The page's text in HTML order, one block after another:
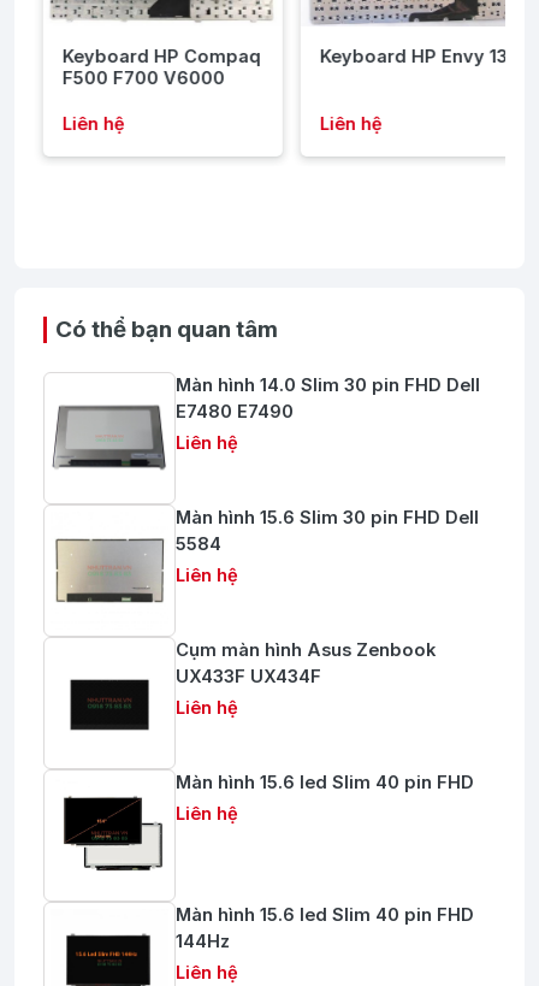
Keyboard HP Compaq
F500 F700 V6000
Liên hệ
Keyboard HP Envy 13
Liên hệ
Có thể bạn quan tâm
Màn hình 14.0 Slim 30 pin FHD Dell
E7480 E7490
Liên hệ
Màn hình 15.6 Slim 30 pin FHD Dell
5584
Liên hệ
Cụm màn hình Asus Zenbook
UX433F UX434F
Liên hệ
Màn hình 15.6 led Slim 40 pin FHD
Liên hệ
Màn hình 15.6 led Slim 40 pin FHD
144Hz
Liên hệ